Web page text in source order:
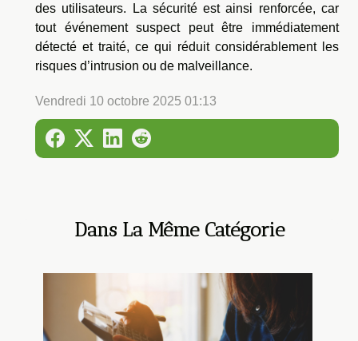
Dans La Même Catégorie
des utilisateurs. La sécurité est ainsi renforcée, car
tout événement suspect peut être immédiatement
détecté et traité, ce qui réduit considérablement les
risques d’intrusion ou de malveillance.
Vendredi 10 octobre 2025 01:13